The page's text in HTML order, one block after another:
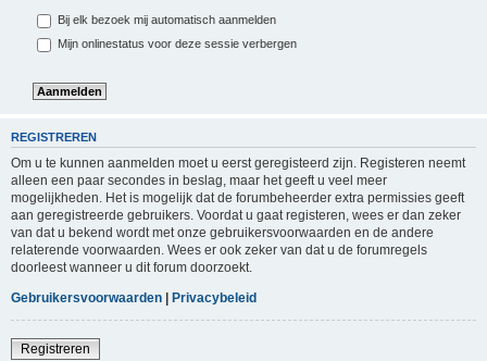
Bij elk bezoek mij automatisch aanmelden
Mijn onlinestatus voor deze sessie verbergen
REGISTREREN
Om u te kunnen aanmelden moet u eerst geregisteerd zijn. Registeren neemt
alleen een paar secondes in beslag, maar het geeft u veel meer
mogelijkheden. Het is mogelijk dat de forumbeheerder extra permissies geeft
aan geregistreerde gebruikers. Voordat u gaat registeren, wees er dan zeker
van dat u bekend wordt met onze gebruikersvoorwaarden en de andere
relaterende voorwaarden. Wees er ook zeker van dat u de forumregels
doorleest wanneer u dit forum doorzoekt.
Gebruikersvoorwaarden | Privacybeleid
Registreren